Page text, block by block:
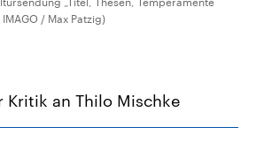
/ Max Patzig)
Kritik an Thilo Mischke